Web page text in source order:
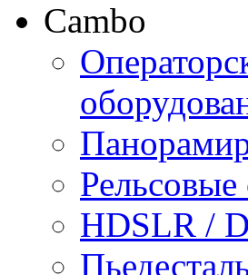
Cambo
HDSLR /